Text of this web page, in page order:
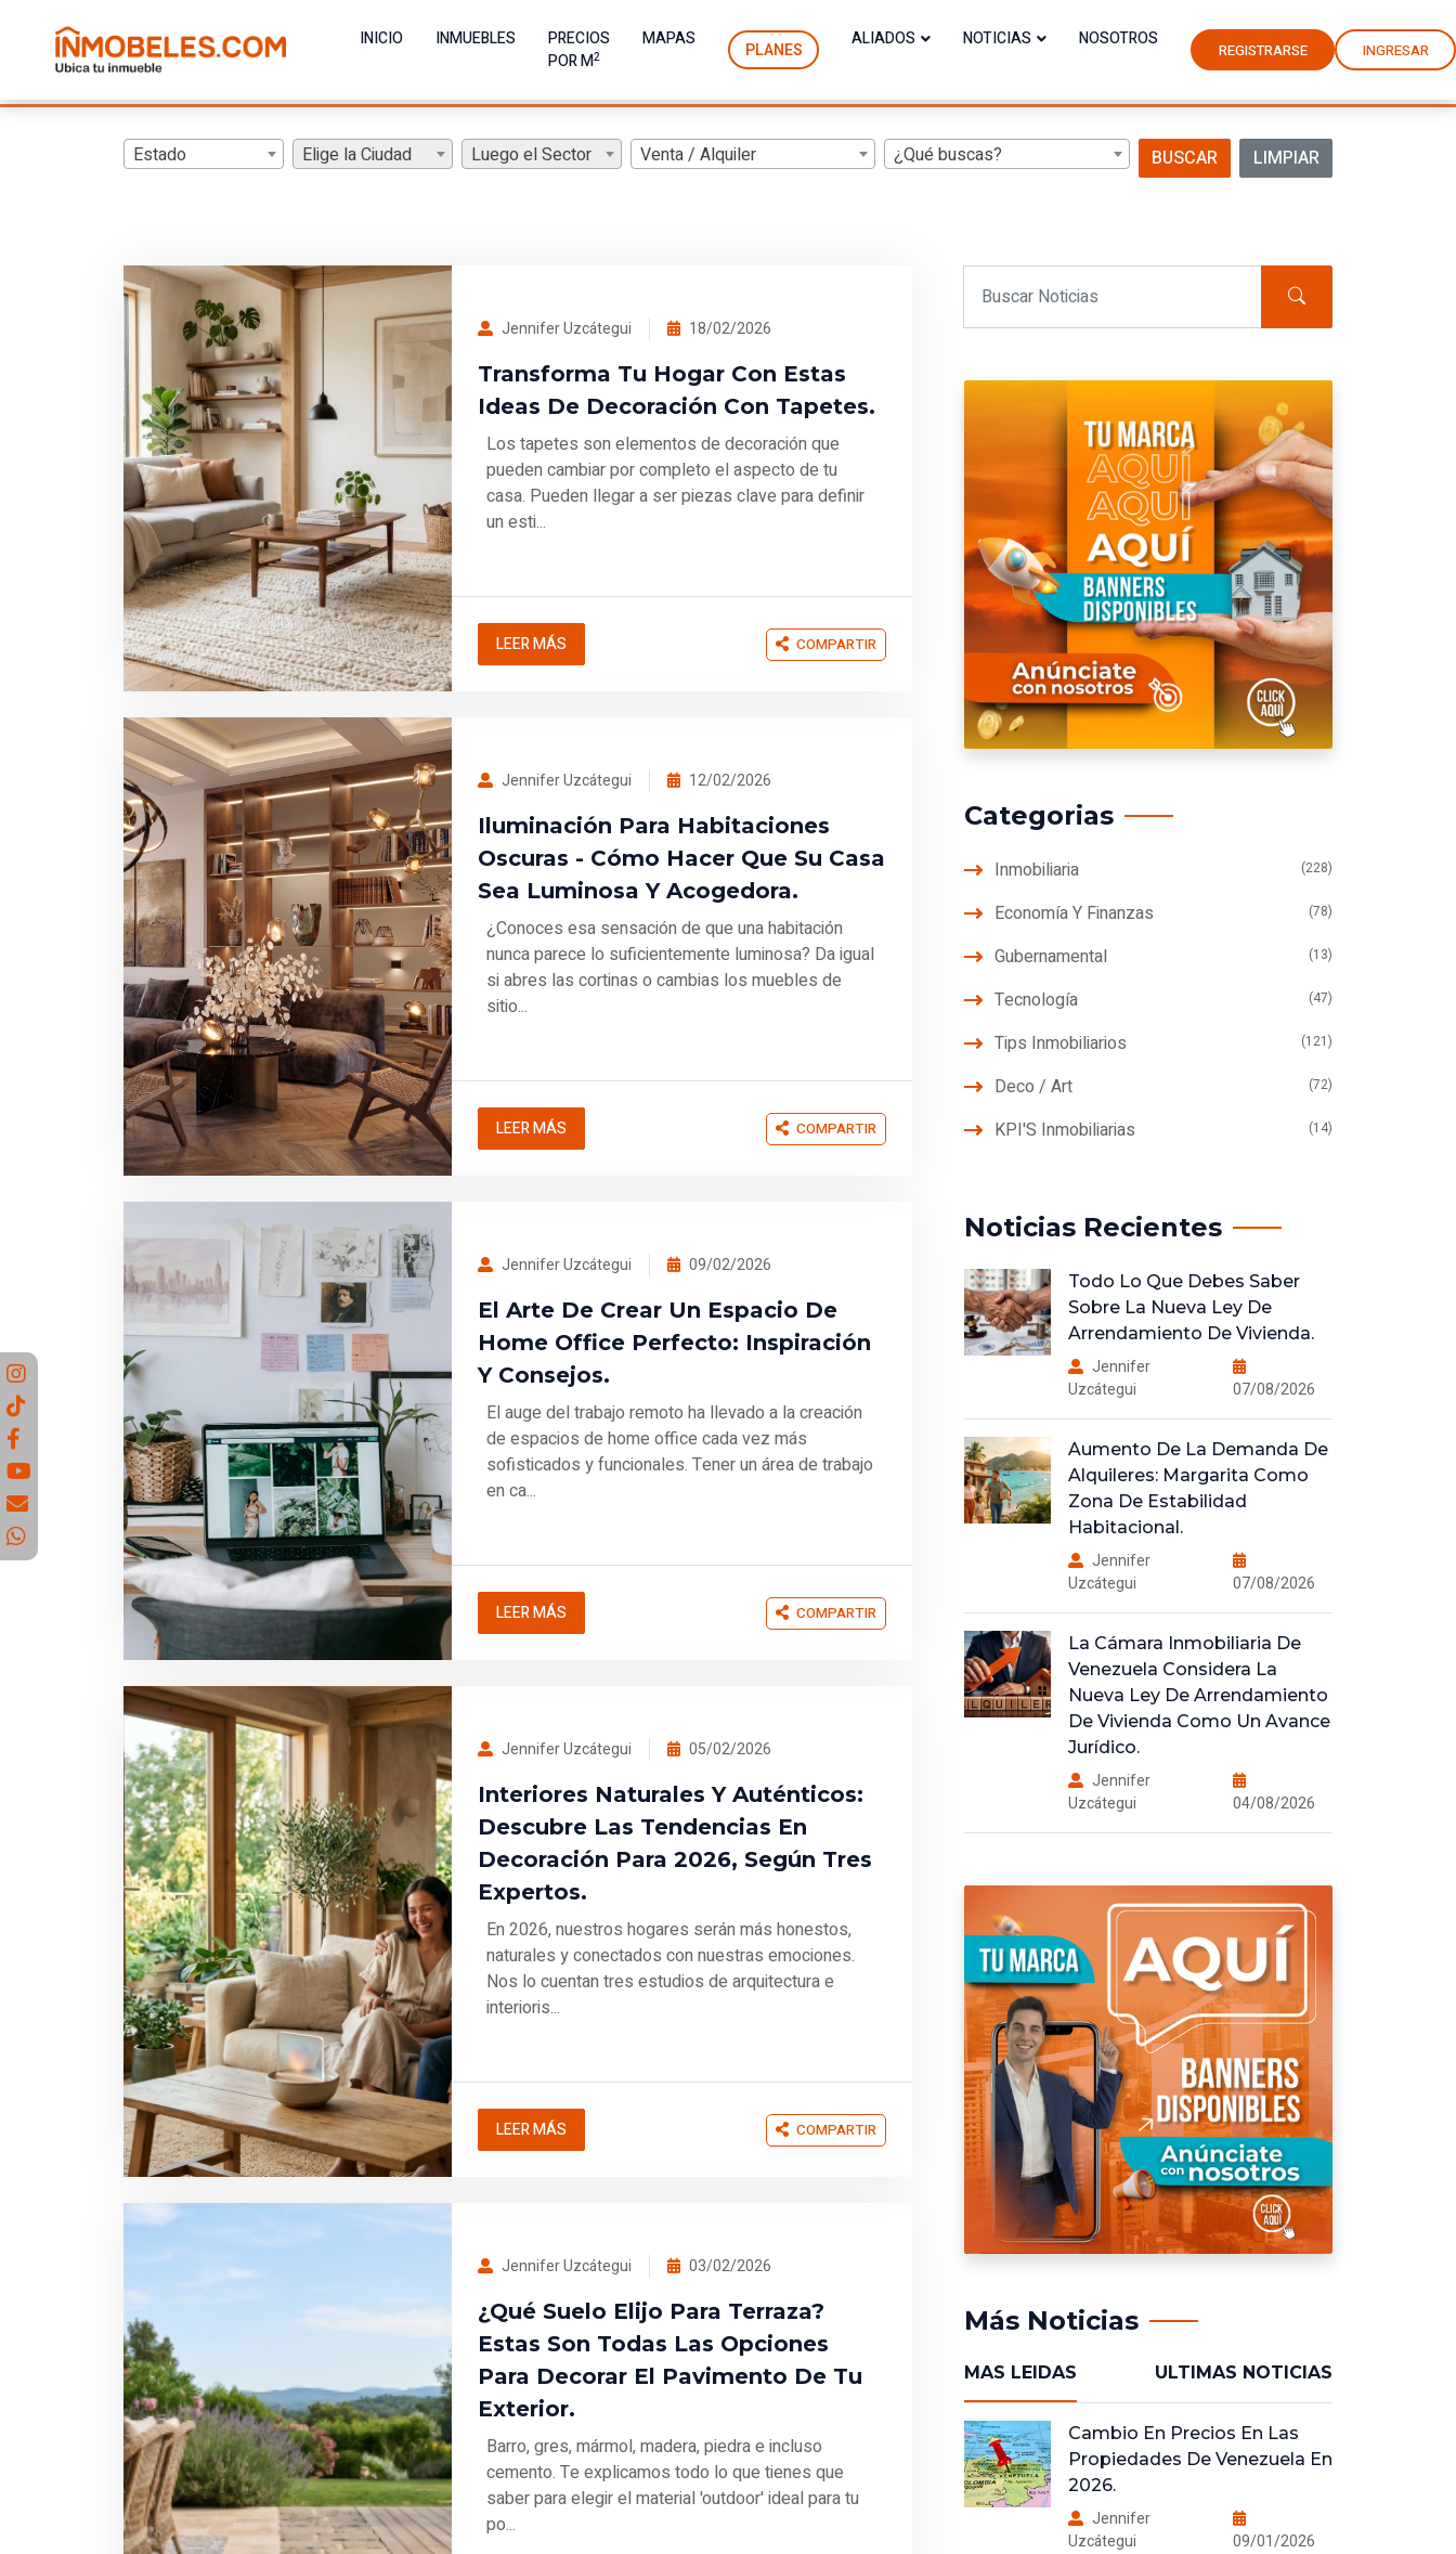
INICIO INMUEBLES
PRECIOS
POR M2
MAPAS PLANES ALIADOS NOTICIAS NOSOTROS REGISTRARSE INGRESAR
Estado Elige la Ciudad Luego el Sector Venta / Alquiler ¿Qué buscas? BUSCAR LIMPIAR
Jennifer Uzcátegui 18/02/2026
Transforma Tu Hogar Con Estas
Ideas De Decoración Con Tapetes.
Los tapetes son elementos de decoración que
pueden cambiar por completo el aspecto de tu
casa. Pueden llegar a ser piezas clave para definir
un esti...
LEER MÁS COMPARTIR
Jennifer Uzcátegui 12/02/2026
Iluminación Para Habitaciones
Oscuras - Cómo Hacer Que Su Casa
Sea Luminosa Y Acogedora.
¿Conoces esa sensación de que una habitación
nunca parece lo suficientemente luminosa? Da igual
si abres las cortinas o cambias los muebles de
sitio...
LEER MÁS COMPARTIR
Jennifer Uzcátegui 09/02/2026
El Arte De Crear Un Espacio De
Home Office Perfecto: Inspiración
Y Consejos.
El auge del trabajo remoto ha llevado a la creación
de espacios de home office cada vez más
sofisticados y funcionales. Tener un área de trabajo
en ca...
LEER MÁS COMPARTIR
Jennifer Uzcátegui 05/02/2026
Interiores Naturales Y Auténticos:
Descubre Las Tendencias En
Decoración Para 2026, Según Tres
Expertos.
En 2026, nuestros hogares serán más honestos,
naturales y conectados con nuestras emociones.
Nos lo cuentan tres estudios de arquitectura e
interioris...
LEER MÁS COMPARTIR
Jennifer Uzcátegui 03/02/2026
¿Qué Suelo Elijo Para Terraza?
Estas Son Todas Las Opciones
Para Decorar El Pavimento De Tu
Exterior.
Barro, gres, mármol, madera, piedra e incluso
cemento. Te explicamos todo lo que tienes que
saber para elegir el material 'outdoor' ideal para tu
po...
Categorias
Inmobiliaria (228)
Economía Y Finanzas (78)
Gubernamental (13)
Tecnología (47)
Tips Inmobiliarios (121)
Deco / Art (72)
KPI'S Inmobiliarias (14)
Noticias Recientes
Todo Lo Que Debes Saber
Sobre La Nueva Ley De
Arrendamiento De Vivienda.
Jennifer
Uzcátegui
07/08/2026
Aumento De La Demanda De
Alquileres: Margarita Como
Zona De Estabilidad
Habitacional.
Jennifer
Uzcátegui
07/08/2026
La Cámara Inmobiliaria De
Venezuela Considera La
Nueva Ley De Arrendamiento
De Vivienda Como Un Avance
Jurídico.
Jennifer
Uzcátegui
04/08/2026
Más Noticias
MAS LEIDAS ULTIMAS NOTICIAS
Cambio En Precios En Las
Propiedades De Venezuela En
2026.
Jennifer
Uzcátegui
09/01/2026